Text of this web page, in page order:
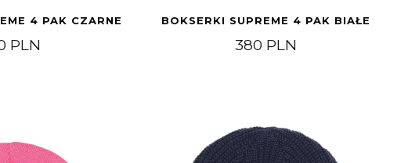
PLN.
4 PAK CZARNE
PLN
BOKSERKI SUPREME 4 PAK BIAŁE
380 PLN